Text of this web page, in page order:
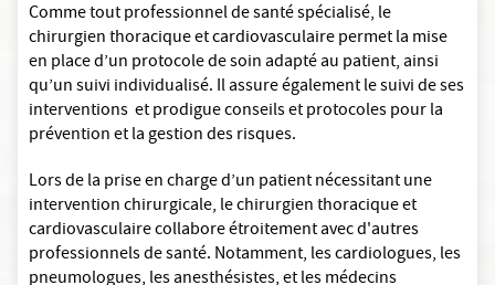
Comme tout professionnel de santé spécialisé, le
chirurgien thoracique et cardiovasculaire permet la mise
en place d’un protocole de soin adapté au patient, ainsi
qu’un suivi individualisé. Il assure également le suivi de ses
interventions et prodigue conseils et protocoles pour la
prévention et la gestion des risques.
Lors de la prise en charge d’un patient nécessitant une
intervention chirurgicale, le chirurgien thoracique et
cardiovasculaire collabore étroitement avec d'autres
professionnels de santé. Notamment, les cardiologues, les
pneumologues, les anesthésistes, et les médecins